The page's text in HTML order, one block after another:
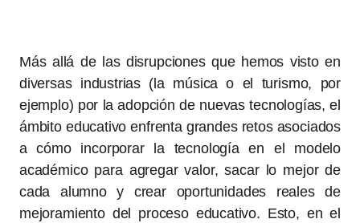
Más allá de las disrupciones que hemos visto en
diversas industrias (la música o el turismo, por
ejemplo) por la adopción de nuevas tecnologías, el
ámbito educativo enfrenta grandes retos asociados
a cómo incorporar la tecnología en el modelo
académico para agregar valor, sacar lo mejor de
cada alumno y crear oportunidades reales de
mejoramiento del proceso educativo. Esto, en el